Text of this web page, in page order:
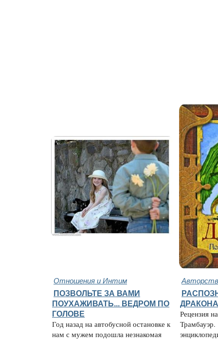
Отношения и Интим
ПОЗВОЛЬТЕ ЗА ВАМИ
ПОУХАЖИВАТЬ... ВЕДРОМ ПО
ГОЛОВЕ
Год назад на автобусной остановке к
нам с мужем подошла незнакомая
ДРАКОНА
Рецензия